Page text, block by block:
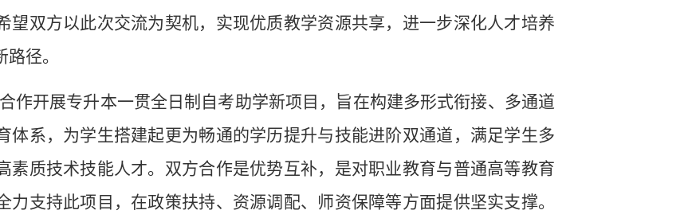
望双方以此次交流为契机，实现优质教学资源共享，进一步深化人才培养
径。
作开展专升本一贯全日制自考助学新项目，旨在构建多形式衔接、多通道
体系，为学生搭建起更为畅通的学历提升与技能进阶双通道，满足学生多
素质技术技能人才。双方合作是优势互补，是对职业教育与普通高等教育
力支持此项目，在政策扶持、资源调配、师资保障等方面提供坚实支撑。